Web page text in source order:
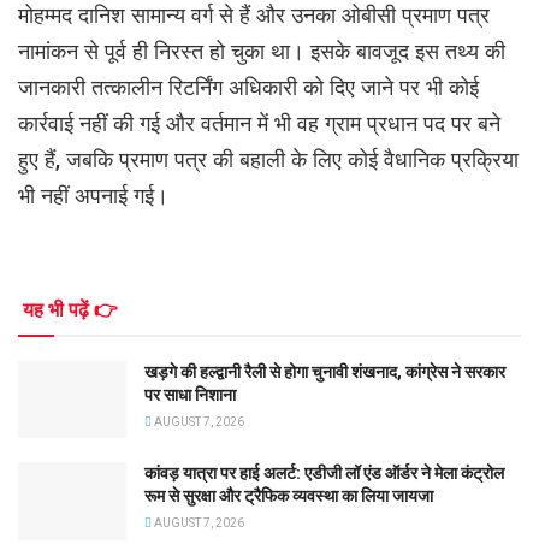
मोहम्मद दानिश सामान्य वर्ग से हैं और उनका ओबीसी प्रमाण पत्र
नामांकन से पूर्व ही निरस्त हो चुका था। इसके बावजूद इस तथ्य की
जानकारी तत्कालीन रिटर्निंग अधिकारी को दिए जाने पर भी कोई
कार्रवाई नहीं की गई और वर्तमान में भी वह ग्राम प्रधान पद पर बने
हुए हैं, जबकि प्रमाण पत्र की बहाली के लिए कोई वैधानिक प्रक्रिया
भी नहीं अपनाई गई।
यह भी पढ़ें 👉
खड़गे की हल्द्वानी रैली से होगा चुनावी शंखनाद, कांग्रेस ने सरकार
पर साधा निशाना
AUGUST 7, 2026
कांवड़ यात्रा पर हाई अलर्ट: एडीजी लॉ एंड ऑर्डर ने मेला कंट्रोल
रूम से सुरक्षा और ट्रैफिक व्यवस्था का लिया जायजा
AUGUST 7, 2026